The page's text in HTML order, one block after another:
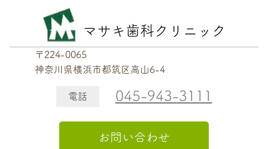
マサキ歯科クリニック
〒224-0065
神奈川県横浜市都筑区高山6-4
電話 045-943-3111
お問い合わせ